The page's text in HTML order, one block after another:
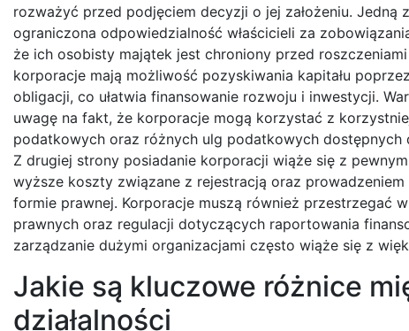
rozważyć przed podjęciem decyzji o jej założeniu. Jedną
ograniczona odpowiedzialność właścicieli za
że ich osobisty majątek jest chroniony przed
korporacje mają możliwość pozyskiwania kapitału
obligacji, co ułatwia finansowanie rozwoju i inwestycji.
uwagę na fakt, że korporacje mogą korzystać z
podatkowych oraz różnych ulg podatkowych dostępnych
Z drugiej strony posiadanie korporacji wiąże się z
wyższe koszty związane z rejestracją oraz prowadzeniem
formie prawnej. Korporacje muszą również przestrzegać
prawnych oraz regulacji dotyczących raportowania
zarządzanie dużymi organizacjami często wiąże się z
Jakie są kluczowe różnice
działalności